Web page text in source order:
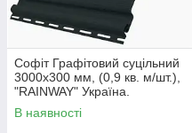
Софіт Графітовий суцільний
3000х300 мм, (0,9 кв. м/шт.),
"RAINWAY" Україна.
В наявності